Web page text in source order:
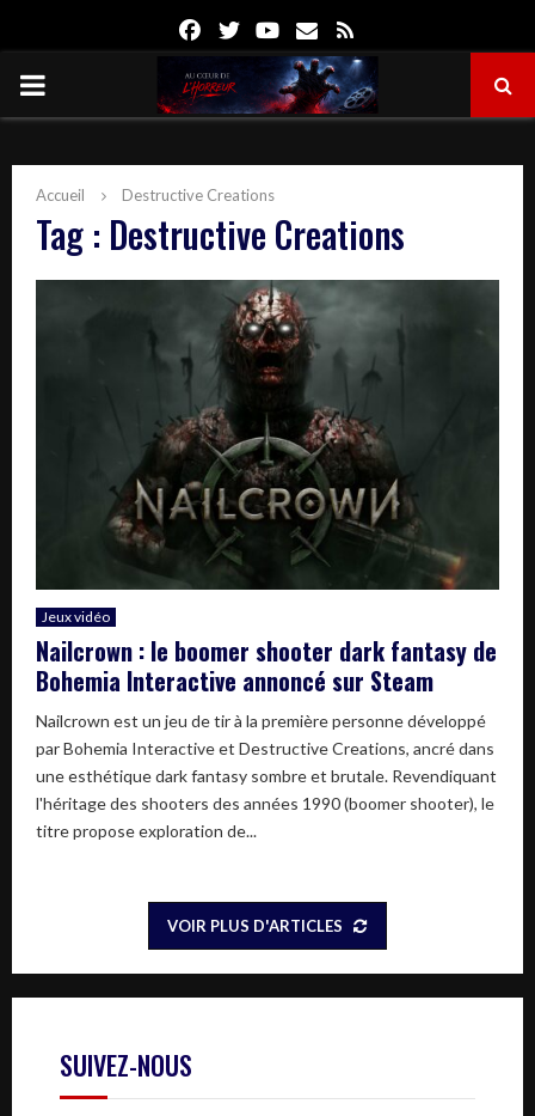
FacebookTwitterYoutube
Email
PRIMARY
Accueil Destructive Creations
Tag : Destructive Creations
Jeux vidéo
Nailcrown : le boomer shooter dark fantasy de
Bohemia Interactive annoncé sur Steam
Nailcrown est un jeu de tir à la première personne développé
par Bohemia Interactive et Destructive Creations, ancré dans
une esthétique dark fantasy sombre et brutale. Revendiquant
l'héritage des shooters des années 1990 (boomer shooter), le
titre propose exploration de...
VOIR PLUS D'ARTICLES
SUIVEZ-NOUS